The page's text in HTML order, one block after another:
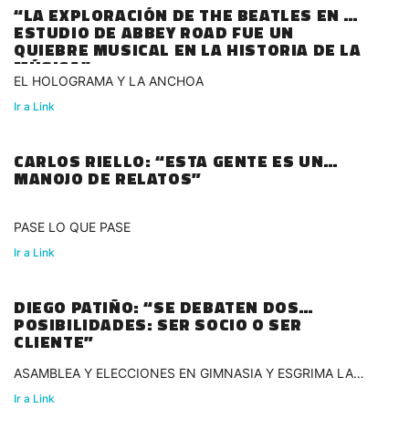
“LA EXPLORACIÓN DE THE BEATLES EN EL
ESTUDIO DE ABBEY ROAD FUE UN
QUIEBRE MUSICAL EN LA HISTORIA DE LA
MÚSICA”
EL HOLOGRAMA Y LA ANCHOA
Ir a Link
CARLOS RIELLO: “ESTA GENTE ES UN
MANOJO DE RELATOS”
PASE LO QUE PASE
Ir a Link
DIEGO PATIÑO: “SE DEBATEN DOS
POSIBILIDADES: SER SOCIO O SER
CLIENTE”
ASAMBLEA Y ELECCIONES EN GIMNASIA Y ESGRIMA LA
PLATA
Ir a Link